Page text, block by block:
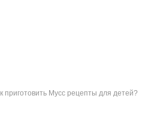
приготовить Мусс рецепты для детей?